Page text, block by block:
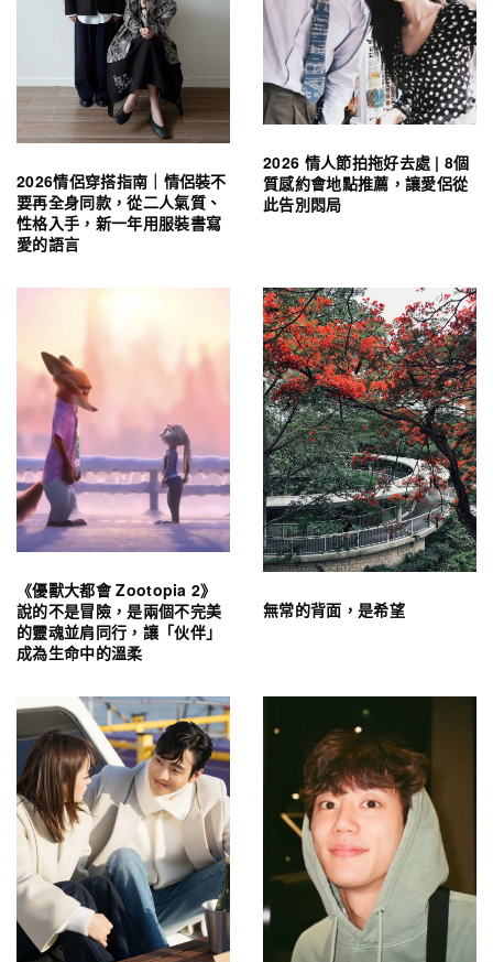
2026情侶穿搭指南｜情侶裝不
要再全身同款，從二人氣質、
性格入手，新一年用服裝書寫
愛的語言
2026 情人節拍拖好去處 | 8個
質感約會地點推薦，讓愛侶從
此告別悶局
《優獸大都會 Zootopia 2》
說的不是冒險，是兩個不完美
的靈魂並肩同行，讓「伙伴」
成為生命中的溫柔
無常的背面，是希望